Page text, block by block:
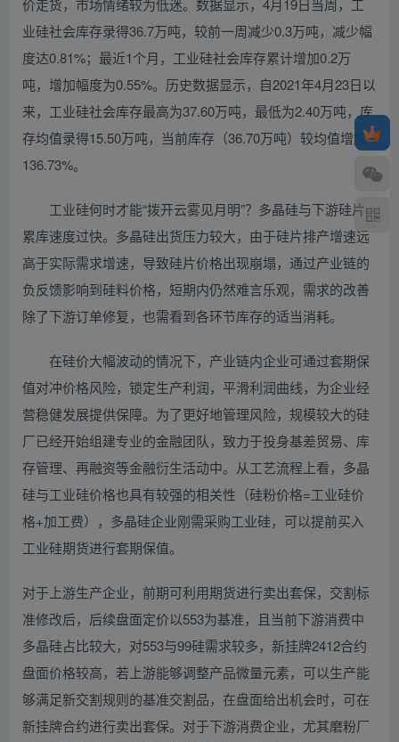
价走货，市场情绪较为低迷。数据显示，4月19日当周，工
业硅社会库存录得36.7万吨，较前一周减少0.3万吨，减少幅
度达0.81%；最近1个月，工业硅社会库存累计增加0.2万
吨，增加幅度为0.55%。历史数据显示，自2021年4月23日以
来，工业硅社会库存最高为37.60万吨，最低为2.40万吨，库
存均值录得15.50万吨，当前库存（36.70万吨）较均值增加
136.73%。
工业硅何时才能“拨开云雾见月明”？多晶硅与下游硅片
累库速度过快。多晶硅出货压力较大，由于硅片排产增速远
高于实际需求增速，导致硅片价格出现崩塌，通过产业链的
负反馈影响到硅料价格，短期内仍然难言乐观，需求的改善
除了下游订单修复，也需看到各环节库存的适当消耗。
在硅价大幅波动的情况下，产业链内企业可通过套期保
值对冲价格风险，锁定生产利润，平滑利润曲线，为企业经
营稳健发展提供保障。为了更好地管理风险，规模较大的硅
厂已经开始组建专业的金融团队，致力于投身基差贸易、库
存管理、再融资等金融衍生活动中。从工艺流程上看，多晶
硅与工业硅价格也具有较强的相关性（硅粉价格=工业硅价
格+加工费），多晶硅企业刚需采购工业硅，可以提前买入
工业硅期货进行套期保值。
对于上游生产企业，前期可利用期货进行卖出套保，交割标
准修改后，后续盘面定价以553为基准，且当前下游消费中
多晶硅占比较大，对553与99硅需求较多，新挂牌2412合约
盘面价格较高，若上游能够调整产品微量元素，可以生产能
够满足新交割规则的基准交割品，在盘面给出机会时，可在
新挂牌合约进行卖出套保。对于下游消费企业，尤其磨粉厂